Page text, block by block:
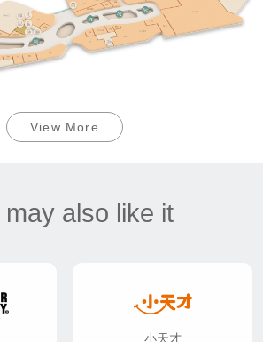
View More
may also like it
小天才